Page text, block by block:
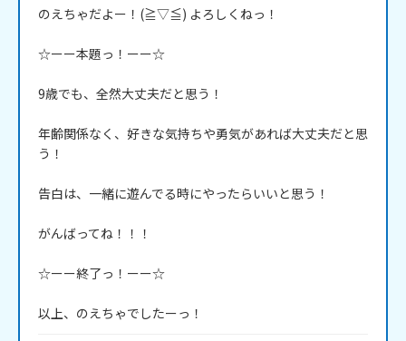
のえちゃだよー！(≧▽≦) よろしくねっ！
☆ーー本題っ！ーー☆
9歳でも、全然大丈夫だと思う！
年齢関係なく、好きな気持ちや勇気があれば大丈夫だと思
う！
告白は、一緒に遊んでる時にやったらいいと思う！
がんばってね！！！
☆ーー終了っ！ーー☆
以上、のえちゃでしたーっ！